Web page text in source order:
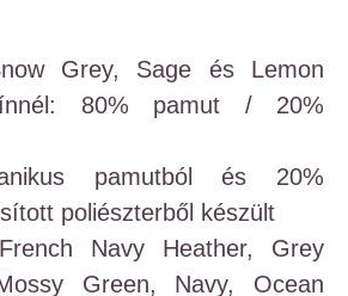
Grey, Sage és Lemon
80% pamut / 20%
pamutból és 20%
poliészterből készült
Navy Heather, Grey
Green, Navy, Ocean